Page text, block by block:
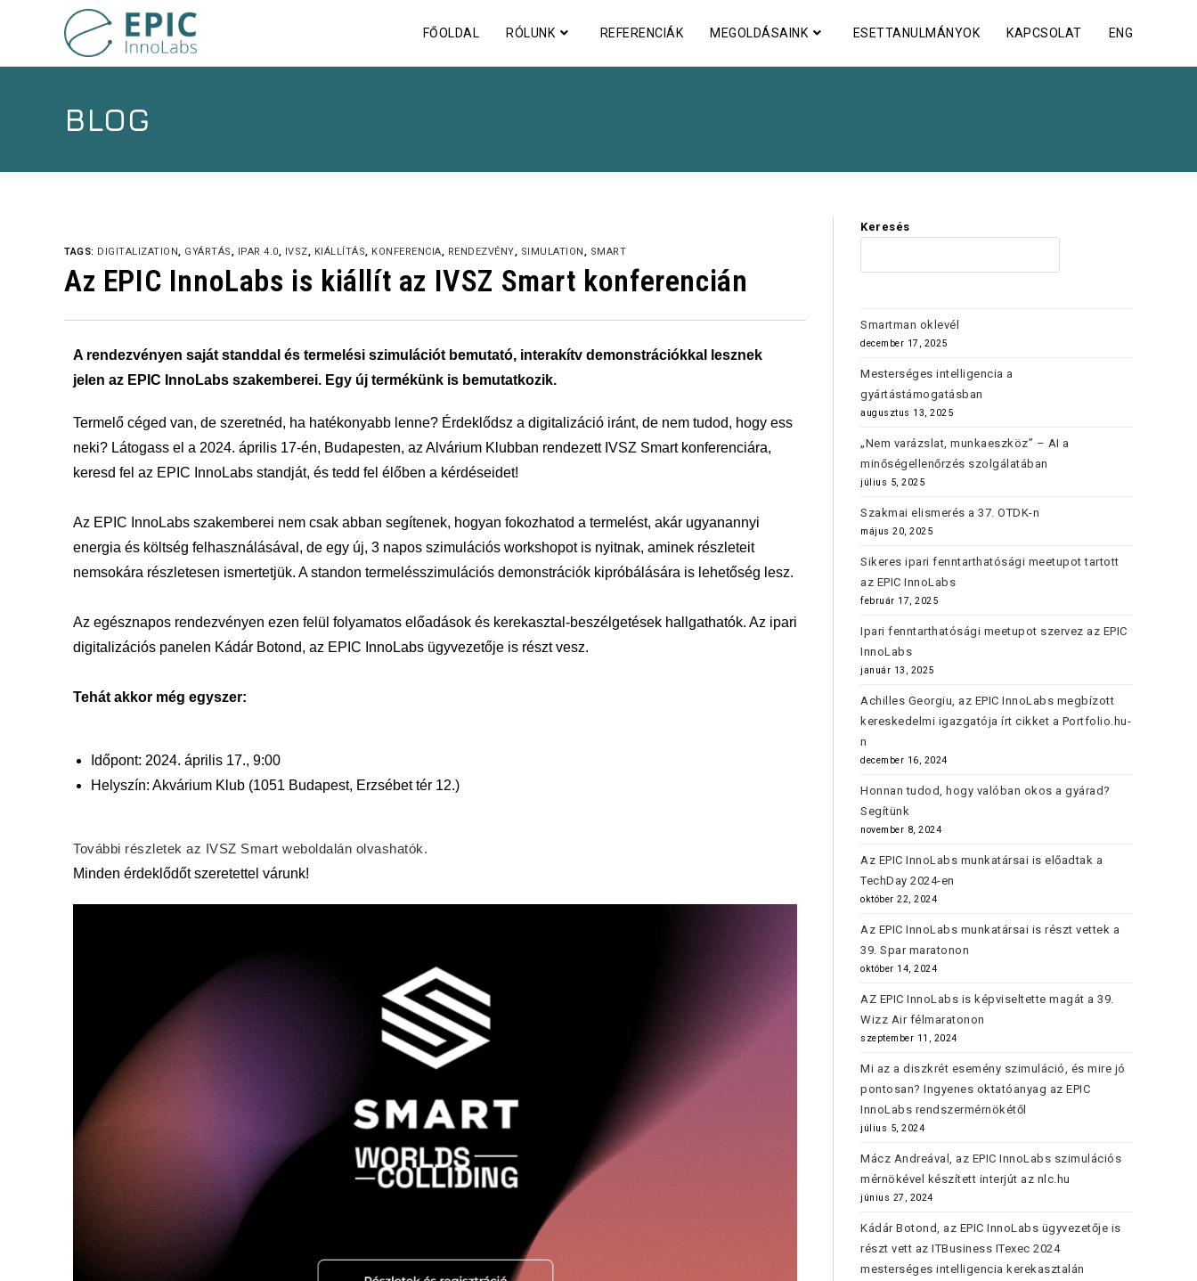
FŐOLDAL RÓLUNK REFERENCIÁK MEGOLDÁSAINK ESETTANULMÁNYOK KAPCSOLAT ENG
BLOG
TAGS: DIGITALIZATION, GYÁRTÁS, IPAR 4.0, IVSZ, KIÁLLÍTÁS, KONFERENCIA, RENDEZVÉNY, SIMULATION, SMART
Az EPIC InnoLabs is kiállít az IVSZ Smart konferencián
A rendezvényen saját standdal és termelési szimulációt bemutató, interakítv demonstrációkkal lesznek
jelen az EPIC InnoLabs szakemberei. Egy új termékünk is bemutatkozik.
Termelő céged van, de szeretnéd, ha hatékonyabb lenne? Érdeklődsz a digitalizáció iránt, de nem tudod, hogy ess
neki? Látogass el a 2024. április 17-én, Budapesten, az Alvárium Klubban rendezett IVSZ Smart konferenciára,
keresd fel az EPIC InnoLabs standját, és tedd fel élőben a kérdéseidet!
Az EPIC InnoLabs szakemberei nem csak abban segítenek, hogyan fokozhatod a termelést, akár ugyanannyi
energia és költség felhasználásával, de egy új, 3 napos szimulációs workshopot is nyitnak, aminek részleteit
nemsokára részletesen ismertetjük. A standon termelésszimulációs demonstrációk kipróbálására is lehetőség lesz.
Az egésznapos rendezvényen ezen felül folyamatos előadások és kerekasztal-beszélgetések hallgathatók. Az ipari
digitalizációs panelen Kádár Botond, az EPIC InnoLabs ügyvezetője is részt vesz.
Tehát akkor még egyszer:
Időpont: 2024. április 17., 9:00
Helyszín: Akvárium Klub (1051 Budapest, Erzsébet tér 12.)
További részletek az IVSZ Smart weboldalán olvashatók.
Minden érdeklődőt szeretettel várunk!
Keresés
Smartman oklevél
december 17, 2025
Mesterséges intelligencia a
gyártástámogatásban
augusztus 13, 2025
„Nem varázslat, munkaeszköz” – AI a
minőségellenőrzés szolgálatában
július 5, 2025
Szakmai elismerés a 37. OTDK-n
május 20, 2025
Sikeres ipari fenntarthatósági meetupot tartott
az EPIC InnoLabs
február 17, 2025
Ipari fenntarthatósági meetupot szervez az EPIC
InnoLabs
január 13, 2025
Achilles Georgiu, az EPIC InnoLabs megbízott
kereskedelmi igazgatója írt cikket a Portfolio.hu-
n
december 16, 2024
Honnan tudod, hogy valóban okos a gyárad?
Segítünk
november 8, 2024
Az EPIC InnoLabs munkatársai is előadtak a
TechDay 2024-en
október 22, 2024
Az EPIC InnoLabs munkatársai is részt vettek a
39. Spar maratonon
október 14, 2024
AZ EPIC InnoLabs is képviseltette magát a 39.
Wizz Air félmaratonon
szeptember 11, 2024
Mi az a diszkrét esemény szimuláció, és mire jó
pontosan? Ingyenes oktatóanyag az EPIC
InnoLabs rendszermérnökétől
július 5, 2024
Mácz Andreával, az EPIC InnoLabs szimulációs
mérnökével készített interjút az nlc.hu
június 27, 2024
Kádár Botond, az EPIC InnoLabs ügyvezetője is
részt vett az ITBusiness ITexec 2024
mesterséges intelligencia kerekasztalán